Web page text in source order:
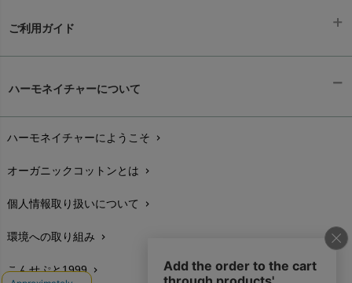
ご利用ガイド
配送と送料chevron_right
在庫状況と発送予定chevron_right
サイズ・寸法chevron_right
生地・素材chevron_right
お手入れについて
ハーモネイチャーについて
ハーモネイチャーにようこそ chevron_right
オーガニックコットンとは chevron_right
個人情報取り扱いについて chevron_right
環境への取り組み chevron_right
こんせぷと1999 chevron_right